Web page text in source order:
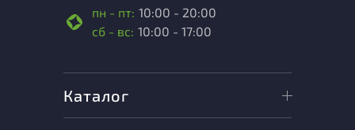
пн - пт: 10:00 - 20:00
сб - вс: 10:00 - 17:00
Каталог